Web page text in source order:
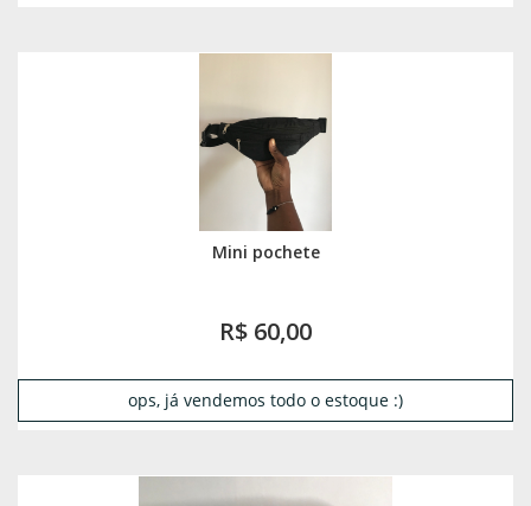
Mini pochete
R$ 60,00
ops, já vendemos todo o estoque :)